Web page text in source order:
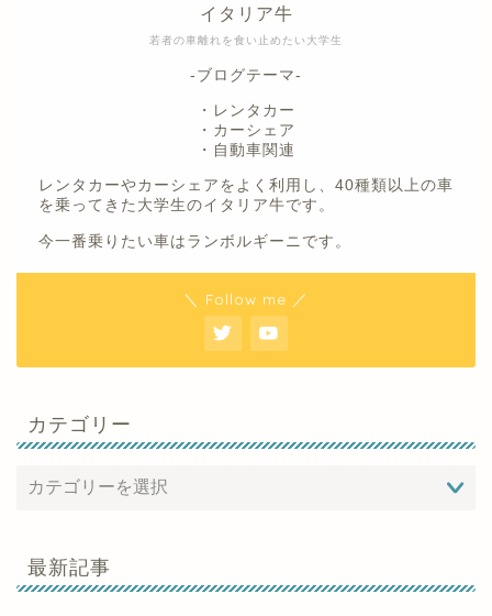
若者の車離れを食い止めたい大学生
イタリア牛
-ブログテーマ-
・レンタカー
・カーシェア
・自動車関連
レンタカーやカーシェアをよく利用し、40種類以上の車
を乗ってきた大学生のイタリア牛です。
今一番乗りたい車はランボルギーニです。
＼ Follow me ／
カテゴリー
最新記事